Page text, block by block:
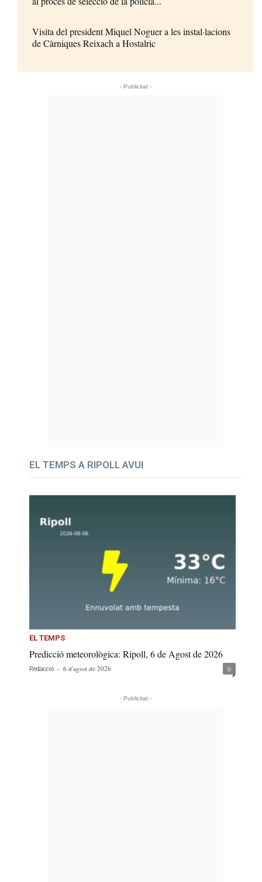
Visita del president Miquel Noguer a les instal·lacions
de Càrniques Reixach a Hostalric
- Publicitat -
EL TEMPS A RIPOLL AVUI
EL TEMPS
Predicció meteorològica: Ripoll, 6 de Agost de 2026
Redacció - 6 d'agost de 2026 0
- Publicitat -